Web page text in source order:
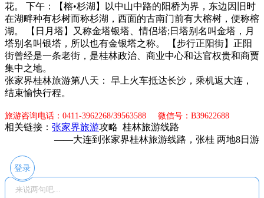
花。 下午：【榕•杉湖】以中山中路的阳桥为界，东边因旧时
在湖畔种有杉树而称杉湖，西面的古南门前有大榕树，便称榕
湖。 【日月塔】又称金塔银塔、情侣塔;日塔别名叫金塔，月
塔别名叫银塔，所以也有金银塔之称。 【步行正阳街】正阳
街曾经是一条老街，是桂林政治、商业中心和达官权贵和商贾
集中之地。
张家界桂林旅游第八天：
早上火车抵达长沙，乘机返大连，
结束愉快行程。
旅游咨询电话：0411-3962268/39563588 微信号：B39622688
相关链接： 张家界旅游攻略 桂林旅游线路
——大连到张家界桂林旅游线路，张桂 两地8日游
登录